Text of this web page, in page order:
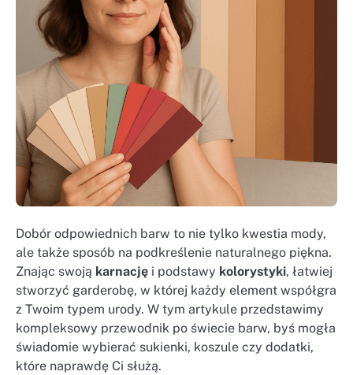
Dobór odpowiednich barw to nie tylko kwestia mody,
ale także sposób na podkreślenie naturalnego piękna.
Znając swoją karnację i podstawy kolorystyki, łatwiej
stworzyć garderobę, w której każdy element współgra
z Twoim typem urody. W tym artykule przedstawimy
kompleksowy przewodnik po świecie barw, byś mogła
świadomie wybierać sukienki, koszule czy dodatki,
które naprawdę Ci służą.